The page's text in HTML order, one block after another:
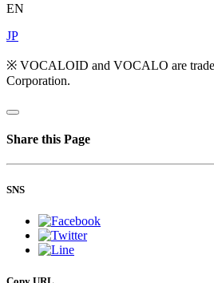
EN
JP
※ VOCALOID and VOCALO are
Corporation.
Share this Page
SNS